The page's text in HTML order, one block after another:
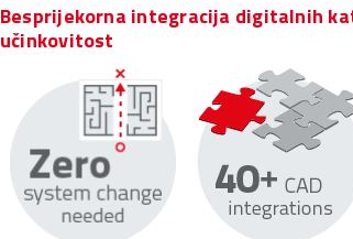
Besprijekorna integracija digitalnih
učinkovitost